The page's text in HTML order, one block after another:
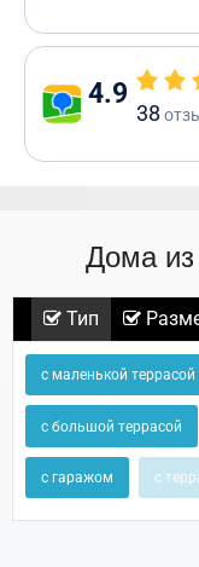
4.9
38
Дома
Тип
с маленькой террасой
с большой террасой
с гаражом с